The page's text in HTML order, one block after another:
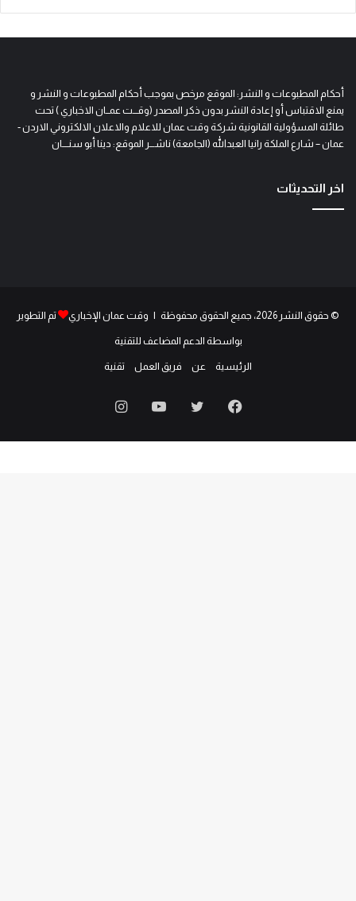
أحكام المطبوعات و النشر: الموقع مرخص بموجب أحكام المطبوعات و النشر و
يمنع الاقتباس أو إعادة النشر بدون ذكر المصدر (وقـــت عمــان الاخباري ) تحت
طائلة المسؤولية القانونية شركة وقت عمان للاعلام والاعلان الالكتروني الاردن -
عمان – شارع الملكة رانيا العبدالله (الجامعة) ناشـــر الموقع: دينا أبو سنــــان
اخر التحديثات
© حقوق النشر 2026، جميع الحقوق محفوظة | وقت عمان الإخباري تم التطوير
بواسطة الدعم المضاعف للتقنية
الرئيسية عن فريق العمل تقنية